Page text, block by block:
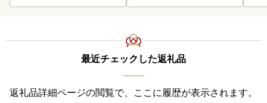
最近チェックした返礼品
返礼品詳細ページの閲覧で、ここに履歴が表示されます。